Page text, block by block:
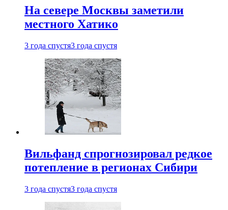
На севере Москвы заметили
местного Хатико
3 года спустя3 года спустя
Вильфанд спрогнозировал редкое
потепление в регионах Сибири
3 года спустя3 года спустя